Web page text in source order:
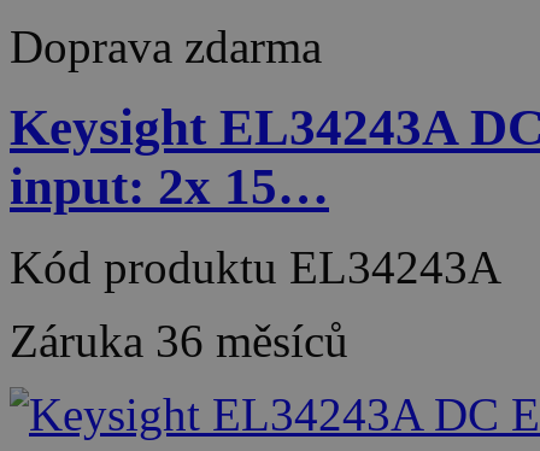
Doprava zdarma
Keysight EL34243A
input: 2x 15…
Kód produktu EL34243A
Záruka 36 měsíců